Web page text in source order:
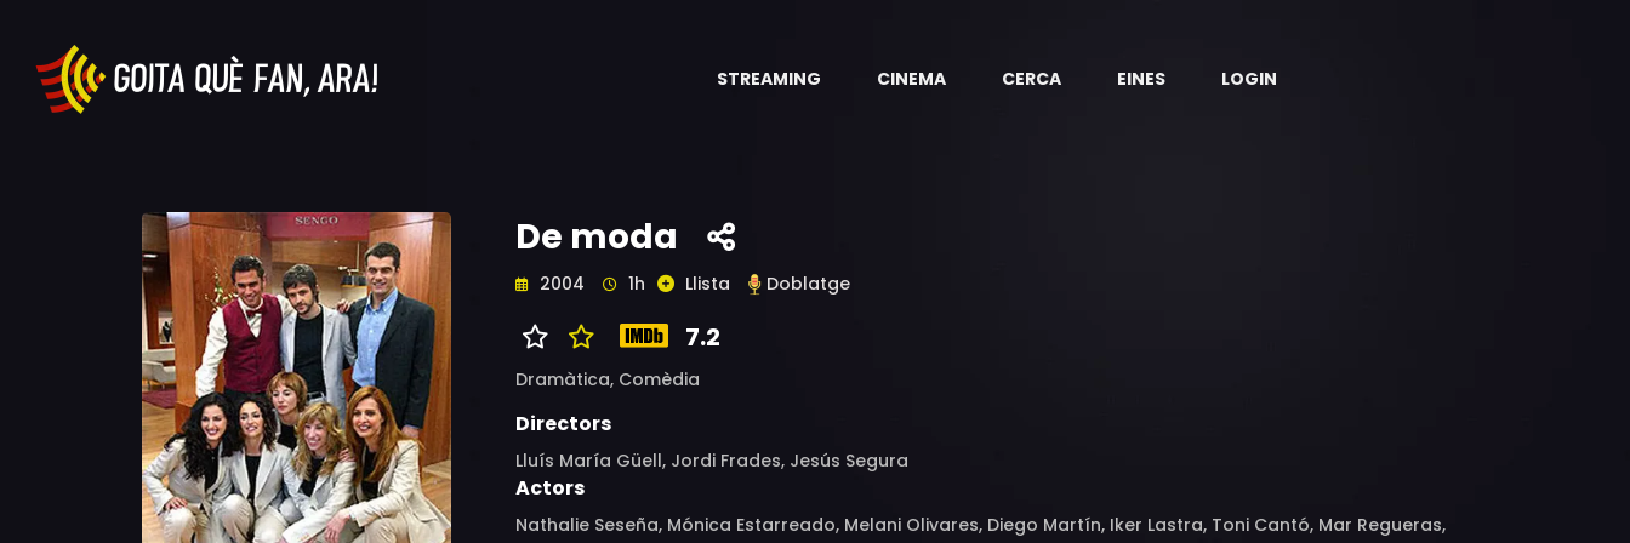
STREAMING CINEMA CERCA EINES LOGIN
De moda
2004 1h Llista Doblatge
7.2
Dramàtica, Comèdia
Directors
Lluís María Güell, Jordi Frades, Jesús Segura
Actors
Nathalie Seseña, Mónica Estarreado, Melani Olivares, Diego Martín, Iker Lastra, Toni Cantó, Mar Regueras,